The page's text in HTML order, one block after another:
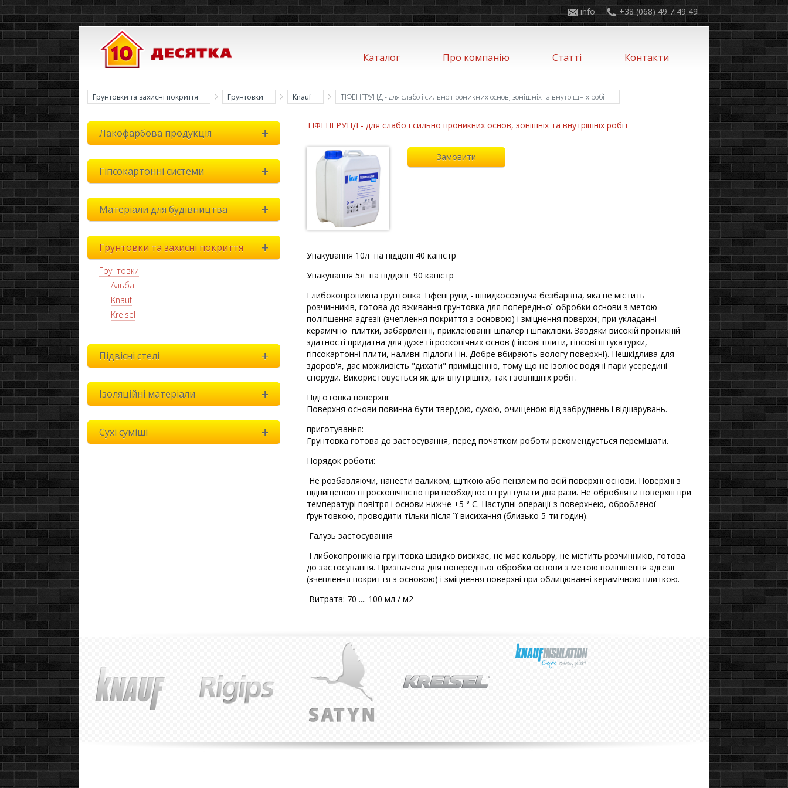
+38 (068) 49 7 49 49
info
Каталог Про компанію Статті Контакти
Грунтовки та захисні покриття Грунтовки Knauf ТІФЕНГРУНД - для слабо і сильно проникних основ, зонішніх та внутрішніх робіт
Лакофарбова продукція +
Гіпсокартонні системи +
Матеріали для будівництва +
Грунтовки та захисні покриття +
Грунтовки
Альба
Knauf
Kreisel
Підвісні стелі +
Ізоляційні матеріали +
Сухі суміші +
ТІФЕНГРУНД - для слабо і сильно проникних основ, зонішніх та внутрішніх робіт
Замовити
Упакування 10л на піддоні 40 каністр
Упакування 5л на піддоні 90 каністр
Глибокопроникна грунтовка Тіфенгрунд - швидкосохнуча безбарвна, яка не містить
розчинників, готова до вживання грунтовка для попередньої обробки основи з метою
поліпшення адгезії (зчеплення покриття з основою) і зміцнення поверхні; при укладанні
керамічної плитки, забарвленні, приклеюванні шпалер і шпаклівки. Завдяки високій проникній
здатності придатна для дуже гігроскопічних основ (гіпсові плити, гіпсові штукатурки,
гіпсокартонні плити, наливні підлоги і ін. Добре вбирають вологу поверхні). Нешкідлива для
здоров'я, дає можливість "дихати" приміщенню, тому що не ізолює водяні пари усередині
споруди. Використовується як для внутрішніх, так і зовнішніх робіт.
Підготовка поверхні:
Поверхня основи повинна бути твердою, сухою, очищеною від забруднень і відшарувань.
приготування:
Грунтовка готова до застосування, перед початком роботи рекомендується перемішати.
Порядок роботи:
Не розбавляючи, нанести валиком, щіткою або пензлем по всій поверхні основи. Поверхні з
підвищеною гігроскопічністю при необхідності грунтувати два рази. Не обробляти поверхні при
температурі повітря і основи нижче +5 ° C. Наступні операції з поверхнею, обробленої
ґрунтовкою, проводити тільки після її висихання (близько 5-ти годин).
Галузь застосування
Глибокопроникна грунтовка швидко висихає, не має кольору, не містить розчинників, готова
до застосування. Призначена для попередньої обробки основи з метою поліпшення адгезії
(зчеплення покриття з основою) і зміцнення поверхні при облицюванні керамічною плиткою.
Витрата: 70 .... 100 мл / м2